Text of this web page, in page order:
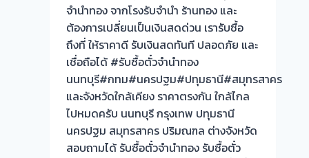
ทอง
ประเมิน
หน้า
ตั๋ว
ฟรี
จ่าย
สด
ทันที
จำนำทอง จากโรงรับจำนำ ร้านทอง และ
ต้องการเปลี่ยนเป็นเงินสดด่วน เรารับซื้อ
ถึงที่ ให้ราคาดี รับเงินสดทันที ปลอดภัย และ
เชื่อถือได้ #รับซื้อตั๋วจำนำทอง
นนทบุรี#กทม#นครปฐม#ปทุมธานี#สมุทรสาคร
และจังหวัดใกล้เคียง ราคาตรงกัน ใกล้ไกล
ไปหมดครับ นนทบุรี กรุงเทพ ปทุมธานี
นครปฐม สมุทรสาคร ปริมณฑล ต่างจังหวัด
สอบถามได้ รับซื้อตั๋วจำนำทอง รับซื้อตั๋ว